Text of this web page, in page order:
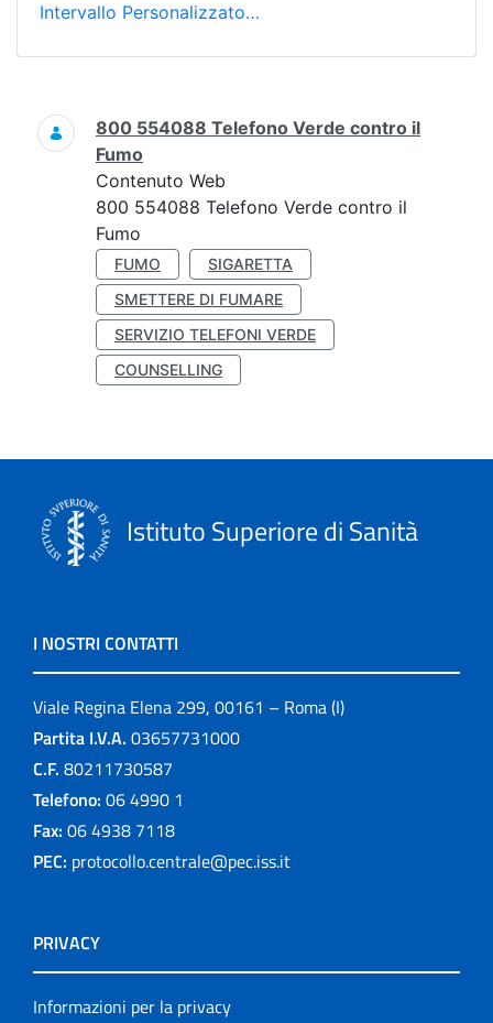
Intervallo Personalizzato…
Ricerca
800 554088 Telefono Verde contro il
Fumo
Contenuto Web
800 554088 Telefono Verde contro il
Fumo
FUMO
SIGARETTA
SMETTERE DI FUMARE
SERVIZIO TELEFONI VERDE
COUNSELLING
Istituto Superiore di Sanità
I NOSTRI CONTATTI
Viale Regina Elena 299, 00161 – Roma (I)
Partita I.V.A. 03657731000
C.F. 80211730587
Telefono: 06 4990 1
Fax: 06 4938 7118
PEC: protocollo.centrale@pec.iss.it
PRIVACY
Informazioni per la privacy